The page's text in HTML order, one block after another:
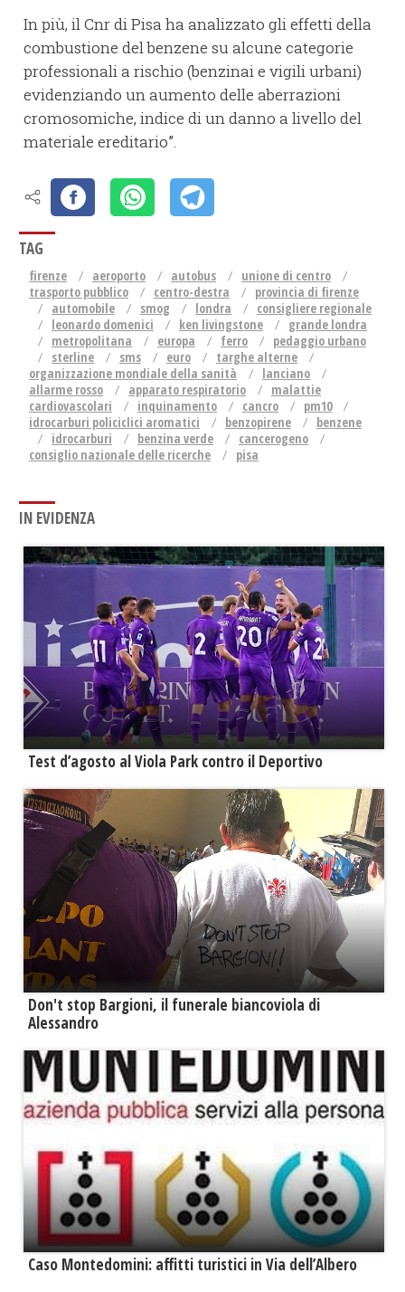
In più, il Cnr di Pisa ha analizzato gli effetti della
combustione del benzene su alcune categorie
professionali a rischio (benzinai e vigili urbani)
evidenziando un aumento delle aberrazioni
cromosomiche, indice di un danno a livello del
materiale ereditario”.
TAG
firenze aeroporto autobus
unione di centro
trasporto pubblico
centro-destra
provincia di firenze
automobile
smog londra
consigliere regionale
leonardo domenici
ken livingstone
grande londra
metropolitana
europa ferro
pedaggio urbano
sterline
sms euro
targhe alterne
organizzazione mondiale della sanità
lanciano
allarme rosso
apparato respiratorio
malattie
cardiovascolari
inquinamento cancro
pm10
idrocarburi policiclici aromatici
benzopirene
benzene
idrocarburi
benzina verde
cancerogeno
consiglio nazionale delle ricerche
pisa
IN EVIDENZA
Test d’agosto al Viola Park contro il Deportivo
Don't stop Bargioni, il funerale biancoviola di
Alessandro
Caso Montedomini: affitti turistici in Via dell’Albero